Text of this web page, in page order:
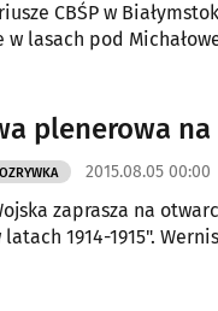
CBŚP w
w lasach pod
plenerowa na
2015.08.05 00:00
zaprasza na
latach 1914-1915".